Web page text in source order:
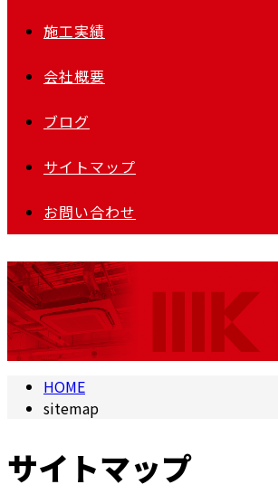
施工実績
会社概要
ブログ
サイトマップ
お問い合わせ
HOME
sitemap
サイトマップ